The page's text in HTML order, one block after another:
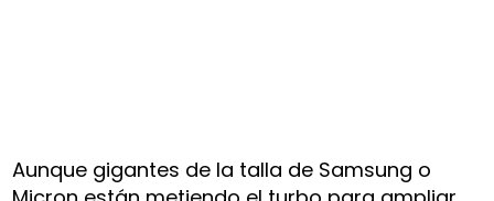
Aunque gigantes de la talla de Samsung o